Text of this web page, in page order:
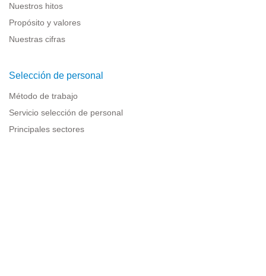
Nuestros hitos
Propósito y valores
Nuestras cifras
Selección de personal
Método de trabajo
Servicio selección de personal
Principales sectores